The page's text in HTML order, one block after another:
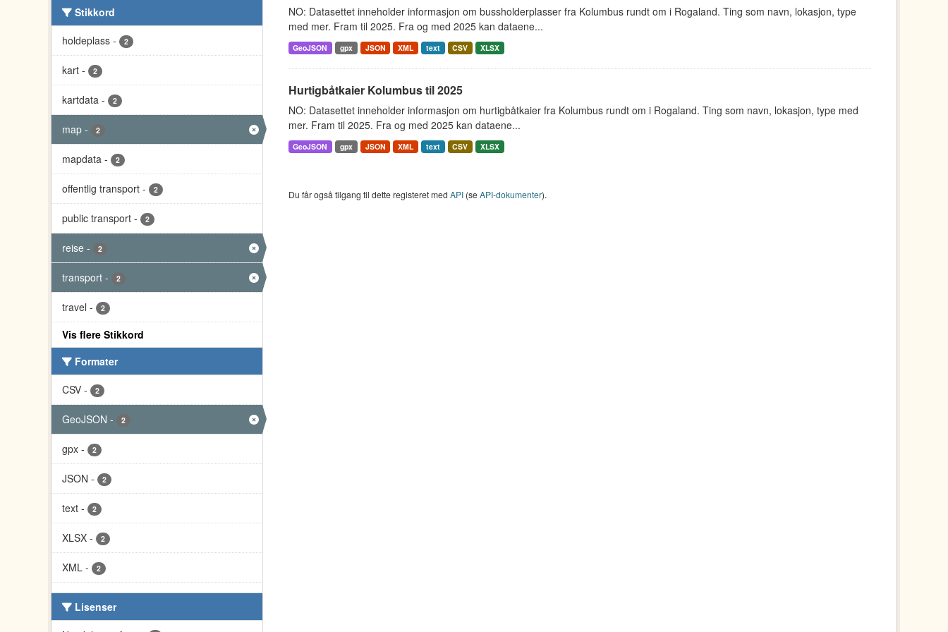
Stikkord
holdeplass - 2
kart - 2
kartdata - 2
map - 2
mapdata - 2
offentlig transport - 2
public transport - 2
reise - 2
transport - 2
travel - 2
Vis flere Stikkord
Formater
CSV - 2
GeoJSON - 2
gpx - 2
JSON - 2
text - 2
XLSX - 2
XML - 2
Lisenser
NO: Datasettet inneholder informasjon om bussholderplasser fra Kolumbus rundt om i Rogaland. Ting som navn, lokasjon, type
med mer. Fram til 2025. Fra og med 2025 kan dataene...
GeoJSON gpx JSON XML text CSV XLSX
Hurtigbåtkaier Kolumbus til 2025
NO: Datasettet inneholder informasjon om hurtigbåtkaier fra Kolumbus rundt om i Rogaland. Ting som navn, lokasjon, type med
mer. Fram til 2025. Fra og med 2025 kan dataene...
GeoJSON gpx JSON XML text CSV XLSX
Du får også tilgang til dette registeret med API(seAPI-dokumenter).